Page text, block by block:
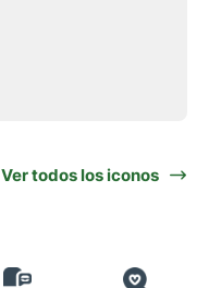
Ver todos los iconos